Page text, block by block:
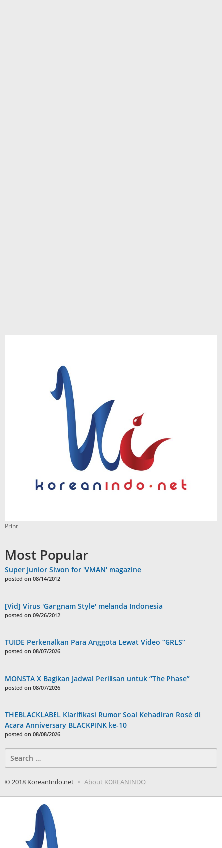
Print
Most Popular
Super Junior Siwon for 'VMAN' magazine
posted on 08/14/2012
[Vid] Virus 'Gangnam Style' melanda Indonesia
posted on 09/26/2012
TUIDE Perkenalkan Para Anggota Lewat Video “GRLS”
posted on 08/07/2026
MONSTA X Bagikan Jadwal Perilisan untuk “The Phase”
posted on 08/07/2026
THEBLACKLABEL Klarifikasi Rumor Soal Kehadiran Rosé di
Acara Anniversary BLACKPINK ke-10
posted on 08/08/2026
for:
© 2018 KoreanIndo.net About KOREANINDO